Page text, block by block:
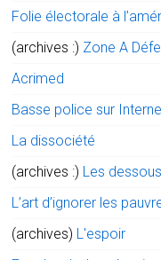
Folie électorale à
(archives :) Zone A
Acrimed
Basse police sur
La dissociété
(archives :) Les
L’art d’ignorer les
(archives) L'espoir